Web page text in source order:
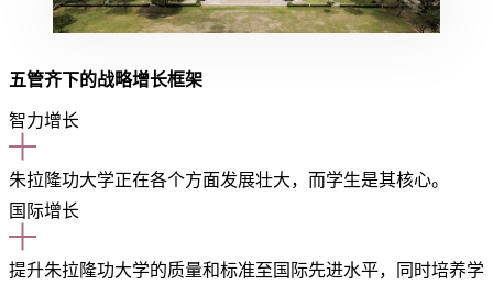
五管齐下的战略增长框架
智力增长
朱拉隆功大学正在各个方面发展壮大，而学生是其核心。
国际增长
提升朱拉隆功大学的质量和标准至国际先进水平，同时培养学